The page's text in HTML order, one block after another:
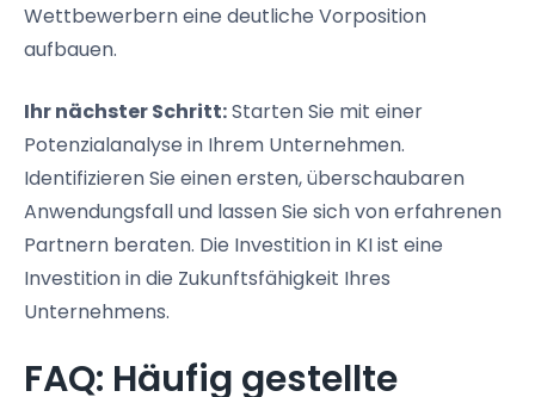
Wettbewerbern eine deutliche Vorposition
aufbauen.
Ihr nächster Schritt:Starten Sie mit einer
Potenzialanalyse in Ihrem Unternehmen.
Identifizieren Sie einen ersten, überschaubaren
Anwendungsfall und lassen Sie sich von erfahrenen
Partnern beraten. Die Investition in KI ist eine
Investition in die Zukunftsfähigkeit Ihres
Unternehmens.
FAQ: Häufig gestellte